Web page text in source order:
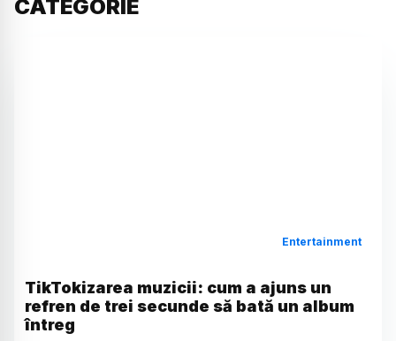
CATEGORIE
Entertainment
TikTokizarea muzicii: cum a ajuns un
refren de trei secunde să bată un album
întreg